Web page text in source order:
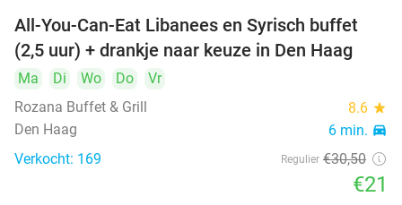
food
food
31%
All-You-Can-Eat Libanees en Syrisch buffet
(2,5 uur) + drankje naar keuze in Den Haag
Ma Di Wo Do
Vr
Rozana Buffet & Grill
8.6 star
Den Haag 6 min. directions_car
Verkocht: 169 Regulier €30,50
€21